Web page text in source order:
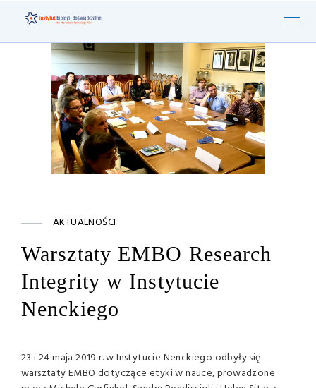
AKTUALNOŚCI
Warsztaty EMBO Research
Integrity w Instytucie
Nenckiego
23 i 24 maja 2019 r. w Instytucie Nenckiego odbyły się
warsztaty EMBO dotyczące etyki w nauce, prowadzone